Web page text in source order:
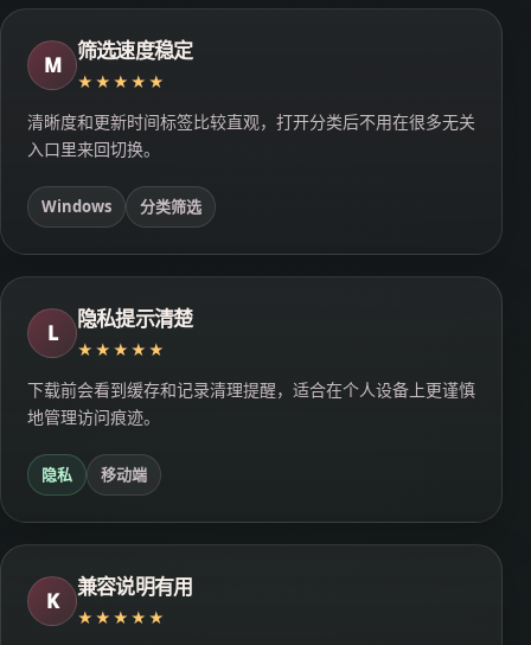
M
筛选速度稳定
★★★★★
清晰度和更新时间标签比较直观，打开分类后不用在很多无关
入口里来回切换。
Windows 分类筛选
L
隐私提示清楚
★★★★★
下载前会看到缓存和记录清理提醒，适合在个人设备上更谨慎
地管理访问痕迹。
隐私 移动端
K
兼容说明有用
★★★★★